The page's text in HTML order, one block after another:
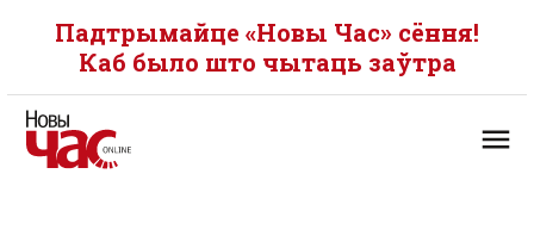
Падтрымайце «Новы Час» сёння!
Каб было што чытаць заўтра